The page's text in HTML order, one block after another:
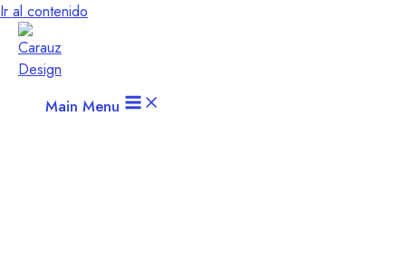
Ir al contenido
Main Menu